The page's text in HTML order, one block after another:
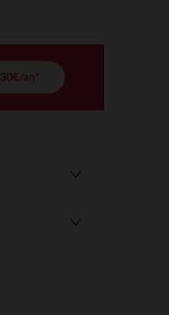
30€/an*